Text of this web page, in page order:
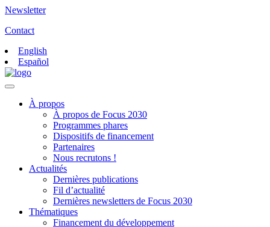
Newsletter
Contact
English
Español
À propos
À propos de Focus 2030
Programmes phares
Dispositifs de financement
Partenaires
Nous recrutons !
Actualités
Dernières publications
Fil d’actualité
Dernières newsletters de Focus 2030
Thématiques
Financement du développement